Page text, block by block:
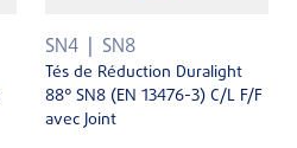
SN4 SN8
Tés de Réduction Duralight
88° SN8 (EN 13476-3) C/L F/F
avec Joint